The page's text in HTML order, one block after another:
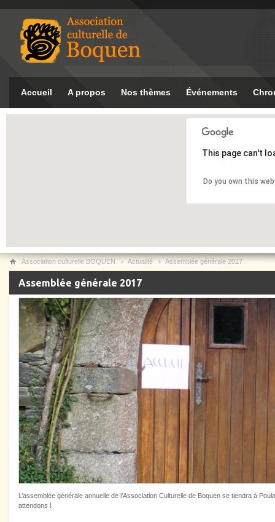
Accueil A propos Nos thèmes Événements
This page can't
Do you own this
Association culturelle BOQUEN Actualité Assemblée générale 2017
Assemblée générale 2017
L’assemblée générale annuelle de l’Association Culturelle de Boquen se tiendra à
attendons !